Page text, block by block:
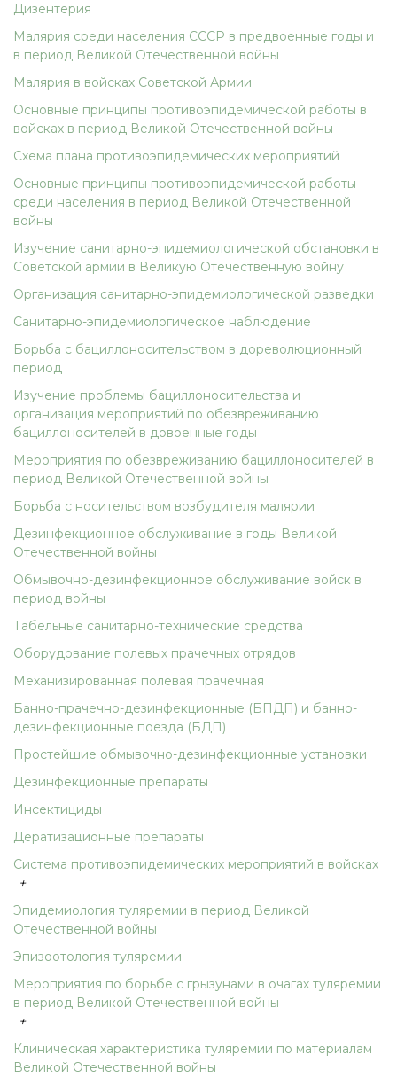
Дизентерия
Малярия среди населения СССР в предвоенные годы и
в период Великой Отечественной войны
Малярия в войсках Советской Армии
Основные принципы противоэпидемической работы в
войсках в период Великой Отечественной войны
Схема плана противоэпидемических мероприятий
Основные принципы противоэпидемической работы
среди населения в период Великой Отечественной
войны
Изучение санитарно-эпидемиологической обстановки в
Советской армии в Великую Отечественную войну
Организация санитарно-эпидемиологической разведки
Санитарно-эпидемиологическое наблюдение
Борьба с бациллоносительством в дореволюционный
период
Изучение проблемы бациллоносительства и
организация мероприятий по обезвреживанию
бациллоносителей в довоенные годы
Мероприятия по обезвреживанию бациллоносителей в
период Великой Отечественной войны
Борьба с носительством возбудителя малярии
Дезинфекционное обслуживание в годы Великой
Отечественной войны
Обмывочно-дезинфекционное обслуживание войск в
период войны
Табельные санитарно-технические средства
Оборудование полевых прачечных отрядов
Механизированная полевая прачечная
Банно-прачечно-дезинфекционные (БПДП) и банно-
дезинфекционные поезда (БДП)
Простейшие обмывочно-дезинфекционные установки
Дезинфекционные препараты
Инсектициды
Дератизационные препараты
Система противоэпидемических мероприятий в войсках
+
Эпидемиология туляремии в период Великой
Отечественной войны
Эпизоотология туляремии
Мероприятия по борьбе с грызунами в очагах туляремии
в период Великой Отечественной войны
+
Клиническая характеристика туляремии по материалам
Великой Отечественной войны